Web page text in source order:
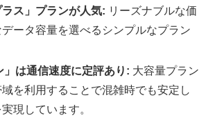
ラス」プランが人気: リーズナブルな価
ータ容量を選べるシンプルなプラン
」は通信速度に定評あり: 大容量プラン
を利用することで混雑時でも安定し
現しています。